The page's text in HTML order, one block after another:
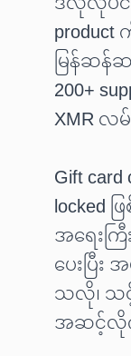
product
မြန်ဆန်
200+
XMR လ
Gift
locked
အရေးက
ပေးပြီ
သလို၊ သင့်
အဆင့်လိုက်